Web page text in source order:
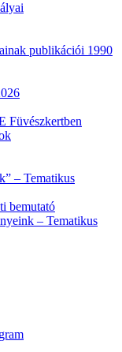
publikációi 1990
Füvészkertben
– Tematikus
bemutató
– Tematikus